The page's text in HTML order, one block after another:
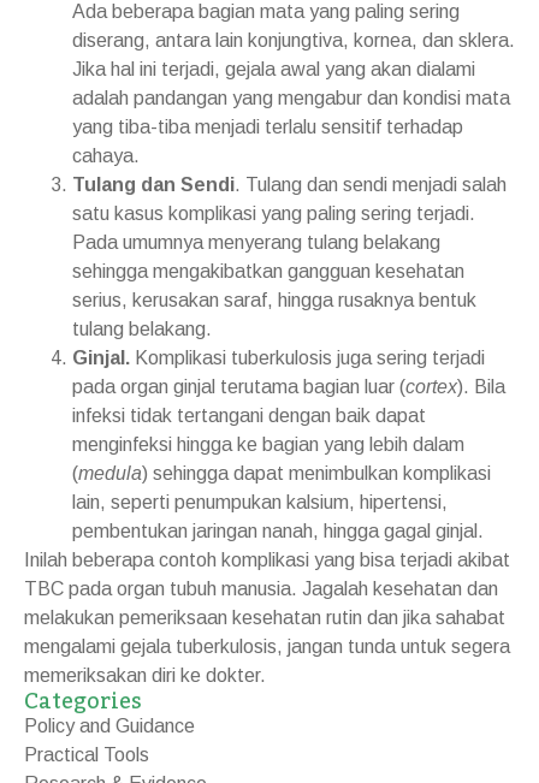
Ada beberapa bagian mata yang paling sering
diserang, antara lain konjungtiva, kornea, dan sklera.
Jika hal ini terjadi, gejala awal yang akan dialami
adalah pandangan yang mengabur dan kondisi mata
yang tiba-tiba menjadi terlalu sensitif terhadap
cahaya.
Tulang dan Sendi. Tulang dan sendi menjadi salah
satu kasus komplikasi yang paling sering terjadi.
Pada umumnya menyerang tulang belakang
sehingga mengakibatkan gangguan kesehatan
serius, kerusakan saraf, hingga rusaknya bentuk
tulang belakang.
Ginjal. Komplikasi tuberkulosis juga sering terjadi
pada organ ginjal terutama bagian luar (cortex). Bila
infeksi tidak tertangani dengan baik dapat
menginfeksi hingga ke bagian yang lebih dalam
(medula) sehingga dapat menimbulkan komplikasi
lain, seperti penumpukan kalsium, hipertensi,
pembentukan jaringan nanah, hingga gagal ginjal.
Inilah beberapa contoh komplikasi yang bisa terjadi akibat
TBC pada organ tubuh manusia. Jagalah kesehatan dan
melakukan pemeriksaan kesehatan rutin dan jika sahabat
mengalami gejala tuberkulosis, jangan tunda untuk segera
memeriksakan diri ke dokter.
Categories
Policy and Guidance
Practical Tools